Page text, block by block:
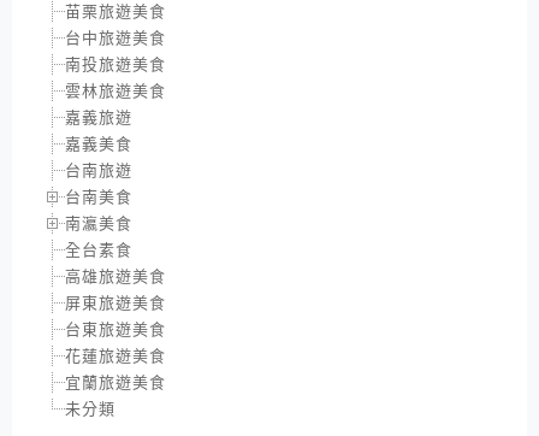
苗栗旅遊美食
台中旅遊美食
南投旅遊美食
雲林旅遊美食
嘉義旅遊
嘉義美食
台南旅遊
台南美食
南瀛美食
全台素食
高雄旅遊美食
屏東旅遊美食
台東旅遊美食
花蓮旅遊美食
宜蘭旅遊美食
未分類